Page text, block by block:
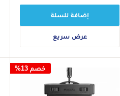
إضافة للسلة
عرض سريع
خصم 13%